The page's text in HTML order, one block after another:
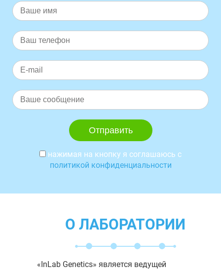
нажимая на кнопку я соглашаюсь с
политикой конфиденциальности
О ЛАБОРАТОРИИ
«InLab Genetics» является ведущей